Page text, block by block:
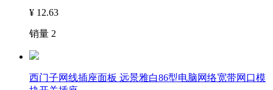
¥ 12.63
销量 2
西门子网线插座面板 远景雅白86型电脑网络宽带网口模